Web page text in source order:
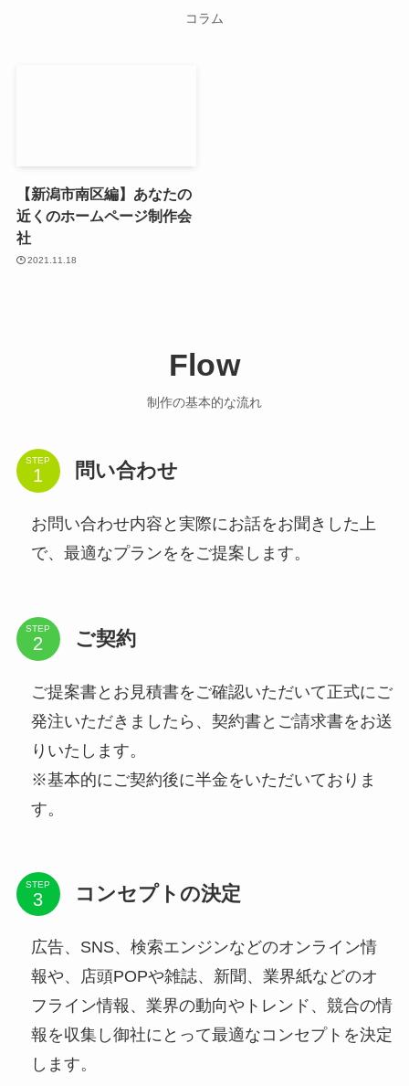
コラム
【新潟市南区編】あなたの
近くのホームページ制作会
社
2021.11.18
Flow
制作の基本的な流れ
STEP 問い合わせ
お問い合わせ内容と実際にお話をお聞きした上
で、最適なプランををご提案します。
STEP ご契約
ご提案書とお見積書をご確認いただいて正式にご
発注いただきましたら、契約書とご請求書をお送
りいたします。
※基本的にご契約後に半金をいただいておりま
す。
STEP コンセプトの決定
広告、SNS、検索エンジンなどのオンライン情
報や、店頭POPや雑誌、新聞、業界紙などのオ
フライン情報、業界の動向やトレンド、競合の情
報を収集し御社にとって最適なコンセプトを決定
します。